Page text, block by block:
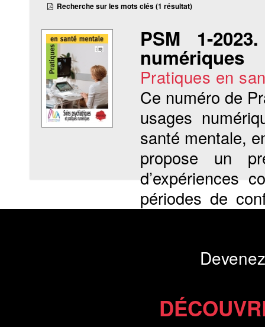
Recherche sur les mots clés (1 résultat)
PSM 1-
numériques
Pratiques en
Ce numéro de
usages
santé mentale,
propose un
d’expériences
périodes de